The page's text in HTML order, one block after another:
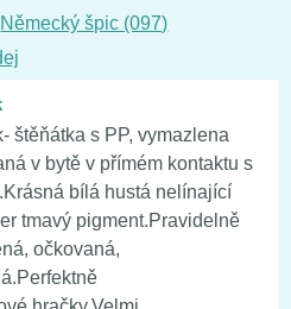
Německý špic (097)
štěňátka s PP, vymazlena
v bytě v přímém kontaktu s
bílá hustá nelínající
tmavý pigment.Pravidelně
očkovaná,